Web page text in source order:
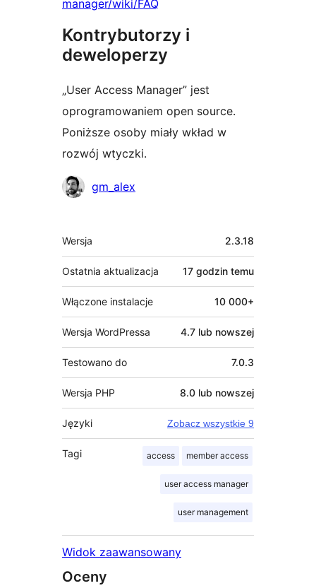
manager/wiki/FAQ
Kontrybutorzy i
deweloperzy
„User Access Manager” jest
oprogramowaniem open source.
Poniższe osoby miały wkład w
rozwój wtyczki.
Zaangażowani
gm_alex
Meta
Wersja 2.3.18
Ostatnia aktualizacja 17 godzin temu
Włączone instalacje 10 000+
Wersja WordPressa 4.7 lub nowszej
Testowano do 7.0.3
Wersja PHP 8.0 lub nowszej
Języki Zobacz wszystkie 9
Tagi access member access
user access manager
user management
Widok zaawansowany
Oceny